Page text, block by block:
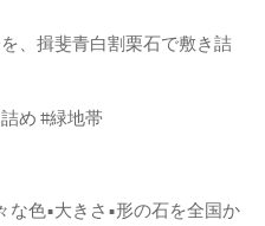
、揖斐青白割栗石で敷き詰
め #緑地帯
な色•大きさ•形の石を全国か